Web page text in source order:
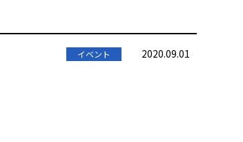
イベント 2020.09.01